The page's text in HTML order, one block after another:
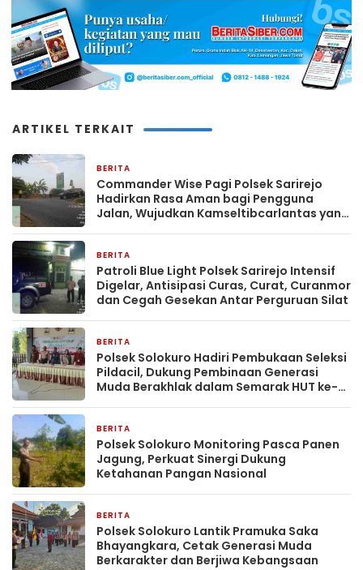
ARTIKEL TERKAIT
BERITA
Commander Wise Pagi Polsek Sarirejo
Hadirkan Rasa Aman bagi Pengguna
Jalan, Wujudkan Kamseltibcarlantas yang
BERITA
Patroli Blue Light Polsek Sarirejo Intensif
Digelar, Antisipasi Curas, Curat, Curanmor
dan Cegah Gesekan Antar Perguruan Silat
BERITA
Polsek Solokuro Hadiri Pembukaan Seleksi
Pildacil, Dukung Pembinaan Generasi
Muda Berakhlak dalam Semarak HUT ke-81
BERITA
Polsek Solokuro Monitoring Pasca Panen
Jagung, Perkuat Sinergi Dukung
Ketahanan Pangan Nasional
BERITA
Polsek Solokuro Lantik Pramuka Saka
Bhayangkara, Cetak Generasi Muda
Berkarakter dan Berjiwa Kebangsaan